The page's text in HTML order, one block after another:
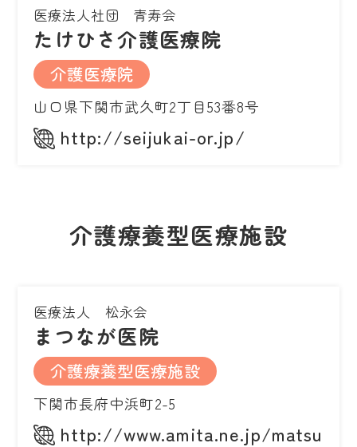
医療法人社団 青寿会
たけひさ介護医療院
介護医療院
山口県下関市武久町2丁目53番8号
http://seijukai-or.jp/
介護療養型医療施設
医療法人 松永会
まつなが医院
介護療養型医療施設
下関市長府中浜町2-5
http://www.amita.ne.jp/